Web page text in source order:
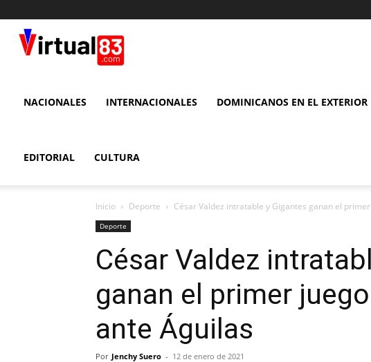
83
NACIONALES INTERNACIONALES DOMINICANOS EN EL EXTERIOR
EDITORIAL CULTURA
Inicio Deporte César Valdez intratable y Gigantes ganan el
Deporte
César Valdez
ganan el primer
ante Águilas
Por Jenchy Suero - 12 de enero de 2021